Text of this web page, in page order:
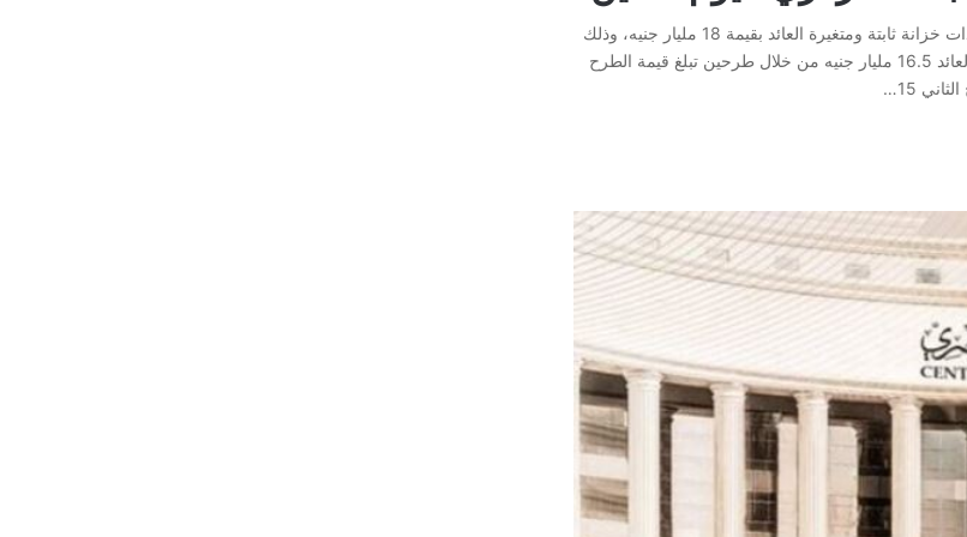
أعلن البنك المركزي المصري، اليوم الإثنين 3 أغسطس 2026 عن طرحه ،سندات خزانة ثابتة ومتغيرة العائد بقيمة 18 مليار جنيه، وذلك
بالتنسيق مع وزارة المالية. ووفقاً لموقع البنك المركزي تبلغ قيمة السندات ثابتة العائد 16.5 مليار جنيه من خلال طرحين تبلغ قيمة الطرح